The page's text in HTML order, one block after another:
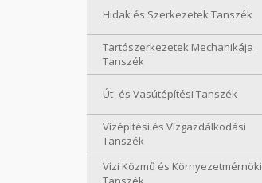
Hidak és Szerkezetek Tanszék
Tartószerkezetek Mechanikája
Tanszék
Út- és Vasútépítési Tanszék
Vízépítési és Vízgazdálkodási
Tanszék
Vízi Közmű és Környezetmérnöki